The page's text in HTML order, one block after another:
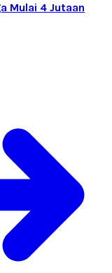
Mulai 4 Jutaan